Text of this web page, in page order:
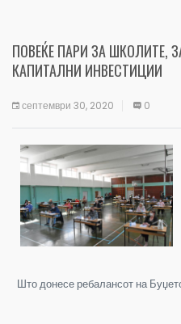
ПОВЕЌЕ ПАРИ ЗА ШКОЛИТЕ,
КАПИТАЛНИ ИНВЕСТИЦИИ
септември 30, 2020 0
Што донесе ребалансот на